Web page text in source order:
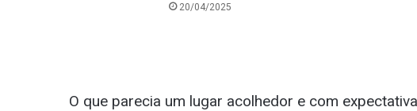
20/04/2025
O que parecia um lugar acolhedor e com